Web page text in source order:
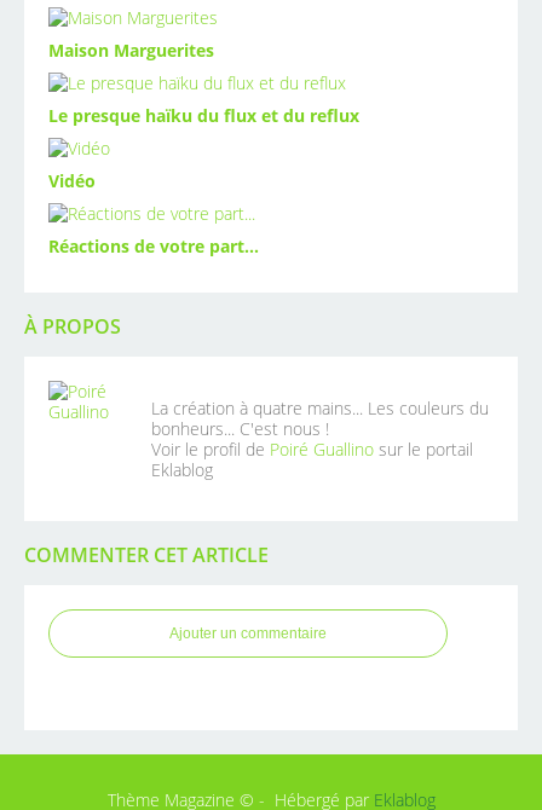
Maison Marguerites
Le presque haïku du flux et du reflux
Vidéo
Réactions de votre part...
À PROPOS
La création à quatre mains... Les couleurs du
bonheurs... C'est nous !
Voir le profil de Poiré Guallino sur le portail
Eklablog
COMMENTER CET ARTICLE
Ajouter un commentaire
Thème Magazine © - Hébergé par Eklablog